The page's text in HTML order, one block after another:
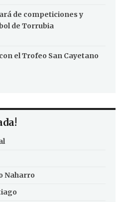
de competiciones y
de Torrubia
el Trofeo San Cayetano
Naharro